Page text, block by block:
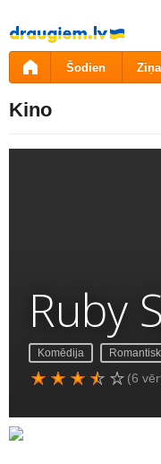
Pāriet
uz
saturu
Šodien
Kino
Ruby
Komēdija
(6